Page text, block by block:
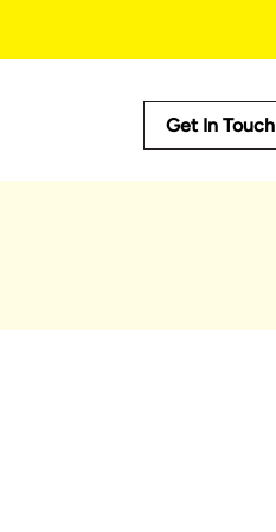
Tools
Calculator
Get In Touch